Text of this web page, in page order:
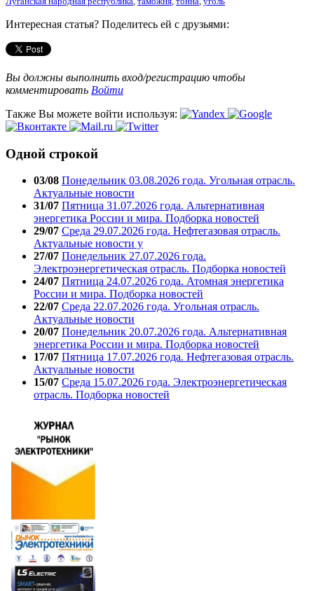
Интересная статья? Поделитесь ей с друзьями:
Вы должны выполнить вход/регистрацию чтобы
комментировать Войти
Также Вы можете войти используя:
Одной строкой
03/08 Понедельник 03.08.2026 года. Угольная отрасль.
Актуальные новости
31/07 Пятница 31.07.2026 года. Альтернативная
энергетика России и мира. Подборка новостей
29/07 Среда 29.07.2026 года. Нефтегазовая отрасль.
Актуальные новости у
27/07 Понедельник 27.07.2026 года.
Электроэнергетическая отрасль. Подборка новостей
24/07 Пятница 24.07.2026 года. Атомная энергетика
России и мира. Подборка новостей
22/07 Среда 22.07.2026 года. Угольная отрасль.
Актуальные новости
20/07 Понедельник 20.07.2026 года. Альтернативная
энергетика России и мира. Подборка новостей
17/07 Пятница 17.07.2026 года. Нефтегазовая отрасль.
Актуальные новости
15/07 Среда 15.07.2026 года. Электроэнергетическая
отрасль. Подборка новостей